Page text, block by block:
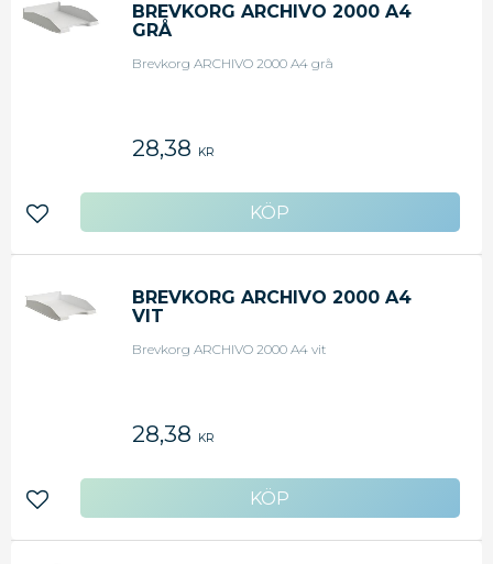
BREVKORG ARCHIVO 2000 A4
GRÅ
Brevkorg ARCHIVO 2000 A4 grå
28,38 KR
Lägg till i favoriter
BREVKORG ARCHIVO 2000 A4
VIT
Brevkorg ARCHIVO 2000 A4 vit
28,38 KR
Lägg till i favoriter